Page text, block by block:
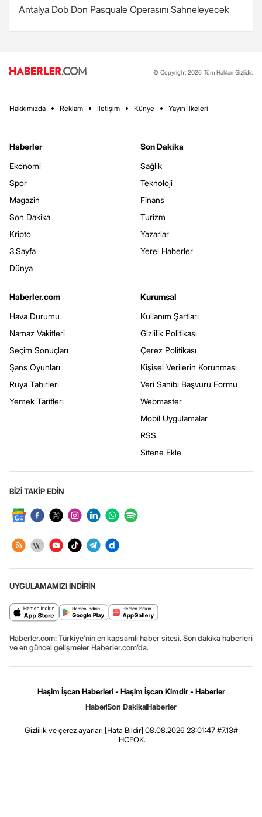
Antalya Dob Don Pasquale Operasını Sahneleyecek
© Copyright 2026 Tüm Hakları Gizlidir.
Hakkımızda Reklam İletişim Künye Yayın İlkeleri
Haberler
Ekonomi
Spor
Magazin
Son Dakika
Kripto
3.Sayfa
Dünya
Son Dakika
Sağlık
Teknoloji
Finans
Turizm
Yazarlar
Yerel Haberler
Haberler.com
Hava Durumu
Namaz Vakitleri
Seçim Sonuçları
Şans Oyunları
Rüya Tabirleri
Yemek Tarifleri
Kurumsal
Kullanım Şartları
Gizlilik Politikası
Çerez Politikası
Kişisel Verilerin Korunması
Veri Sahibi Başvuru Formu
Webmaster
Mobil Uygulamalar
RSS
Sitene Ekle
BİZİ TAKİP EDİN
UYGULAMAMIZI İNDİRİN
Haberler.com: Türkiye’nin en kapsamlı haber sitesi. Son dakika haberleri
ve en güncel gelişmeler Haberler.com’da.
Haşim İşcan Haberleri - Haşim İşcan Kimdir - Haberler
HaberSon DakikaHaberler
Gizlilik ve çerez ayarları [Hata Bildir] 08.08.2026 23:01:47 #7.13#
.HCFOK.